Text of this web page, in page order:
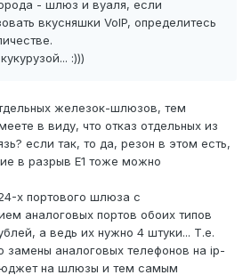
- шлюз и вуаля, если
вкусняшки VoIP, определитесь
:)))
железок-шлюзов, тем
в виду, что отказ отдельных из
если так, то да, резон в этом есть,
в разрыв Е1 тоже можно
х портового шлюза с
аналоговых портов обоих типов
а ведь их нужно 4 штуки... Т.е.
замены аналоговых телефонов на ip-
на шлюзы и тем самым